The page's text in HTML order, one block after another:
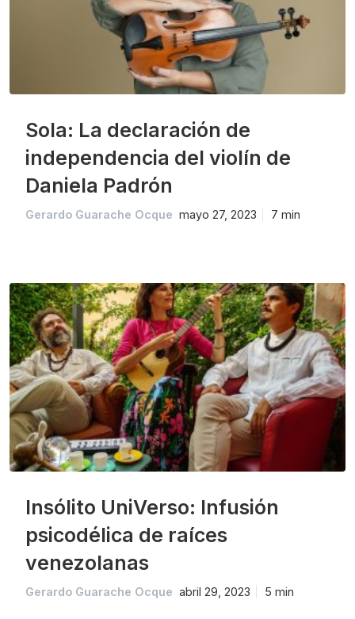
Sola: La declaración de
independencia del violín de
Daniela Padrón
Gerardo Guarache Ocque mayo 27, 2023 7 min
Insólito UniVerso: Infusión
psicodélica de raíces
venezolanas
Gerardo Guarache Ocque abril 29, 2023 5 min